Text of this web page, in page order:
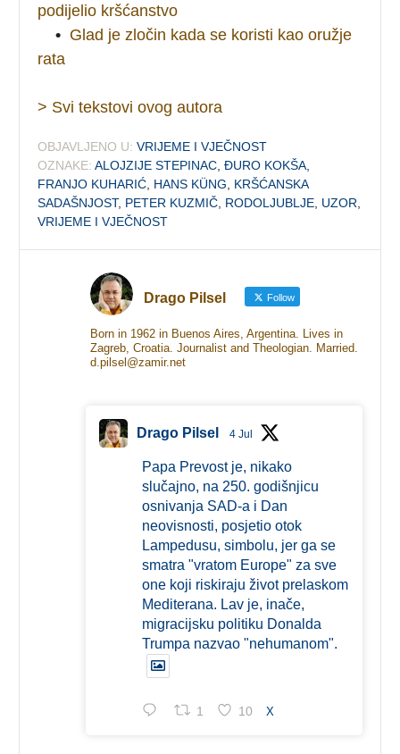
podijelio kršćanstvo
• Glad je zločin kada se koristi kao oružje
rata
> Svi tekstovi ovog autora
OBJAVLJENO U: VRIJEME I VJEČNOST
OZNAKE: ALOJZIJE STEPINAC ,ĐURO KOKŠA
FRANJO KUHARIĆ HANS KÜNG
KRŠĆANSKA
SADAŠNJOST, PETER KUZMIČ RODOLJUBLJE UZOR
VRIJEME I VJEČNOST
Drago Pilsel Follow
Born in 1962 in Buenos Aires, Argentina. Lives in
Zagreb, Croatia. Journalist and Theologian. Married.
d.pilsel@zamir.net
Drago Pilsel 4 Jul
Papa Prevost je, nikako
slučajno, na 250. godišnjicu
osnivanja SAD-a i Dan
neovisnosti, posjetio otok
Lampedusu, simbolu, jer ga se
smatra "vratom Europe" za sve
one koji riskiraju život prelaskom
Mediterana. Lav je, inače,
migracijsku politiku Donalda
Trumpa nazvao "nehumanom".
1 10 X